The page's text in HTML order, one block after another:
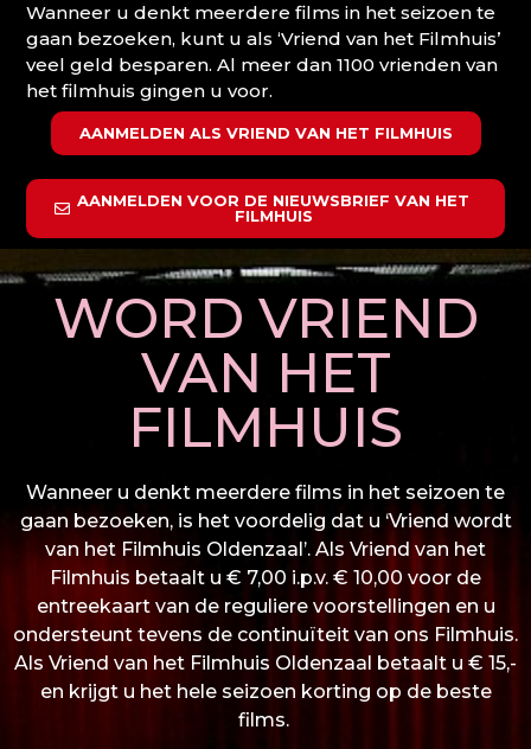
Wanneer u denkt meerdere films in het seizoen te
gaan bezoeken, kunt u als ‘Vriend van het Filmhuis’
veel geld besparen. Al meer dan 1100 vrienden van
het filmhuis gingen u voor.
AANMELDEN ALS VRIEND VAN HET FILMHUIS
AANMELDEN VOOR DE NIEUWSBRIEF VAN HET
FILMHUIS
WORD VRIEND
VAN HET
FILMHUIS
Wanneer u denkt meerdere films in het seizoen te
gaan bezoeken, is het voordelig dat u ‘Vriend wordt
van het Filmhuis Oldenzaal’. Als Vriend van het
Filmhuis betaalt u € 7,00 i.p.v. € 10,00 voor de
entreekaart van de reguliere voorstellingen en u
ondersteunt tevens de continuïteit van ons Filmhuis.
Als Vriend van het Filmhuis Oldenzaal betaalt u € 15,-
en krijgt u het hele seizoen korting op de beste
films.